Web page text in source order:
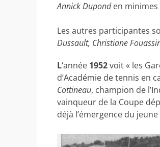
Annick Duponden minimes
Les autres participantes
Dussault, Christiane
L‘année 1952voit « les
d’Académie de tennis en
Cottineau, champion de
vainqueur de la Coupe
déjà l’émergence du jeune